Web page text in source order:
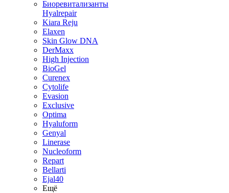
Биоревитализанты
Hyalrepair
Kiara Reju
Elaxen
Skin Glow DNA
DerMaxx
High Injection
BioGel
Curenex
Cytolife
Evasion
Exclusive
Optima
Hyaluform
Genyal
Linerase
Nucleoform
Repart
Bellarti
Ejal40
Ещё